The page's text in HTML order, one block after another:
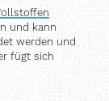
und kann
werden und
fügt sich